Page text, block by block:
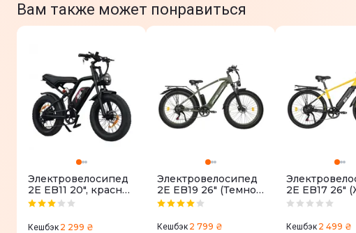
Вам также может понравиться
Электровелосипед
2E EB11 20", красно-
черный
Кешбэк 2 299 ₴
Электровелосипед
2E EB19 26" (Темно-
зеленый)
Кешбэк 2 799 ₴
2E EB17 26"
черный)
Кешбэк 2 499 ₴